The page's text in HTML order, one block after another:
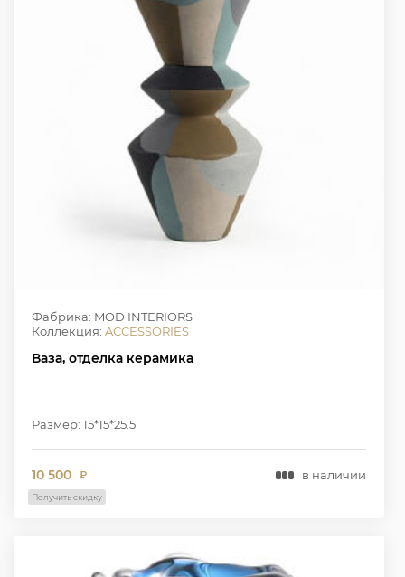
Фабрика: MOD INTERIORS
Коллекция: ACCESSORIES
Ваза, отделка керамика
Размер: 15*15*25.5
10 500 ₽ в наличии
Получить скидку